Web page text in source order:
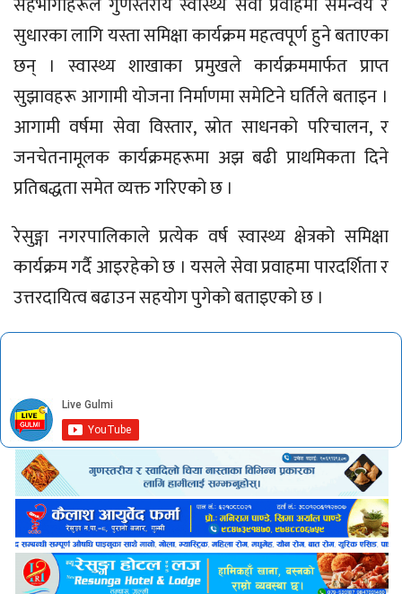
सुधारका लागि यस्ता समिक्षा कार्यक्रम महत्वपूर्ण हुने बताएका
छन् । स्वास्थ्य शाखाका प्रमुखले कार्यक्रममार्फत प्राप्त
सुझावहरू आगामी योजना निर्माणमा समेटिने घर्तिले बताइन ।
आगामी वर्षमा सेवा विस्तार, स्रोत साधनको परिचालन, र
जनचेतनामूलक कार्यक्रमहरूमा अझ बढी प्राथमिकता दिने
प्रतिबद्धता समेत व्यक्त गरिएको छ ।
रेसुङ्गा नगरपालिकाले प्रत्येक वर्ष स्वास्थ्य क्षेत्रको समिक्षा
कार्यक्रम गर्दै आइरहेको छ । यसले सेवा प्रवाहमा पारदर्शिता र
उत्तरदायित्व बढाउन सहयोग पुगेको बताइएको छ ।